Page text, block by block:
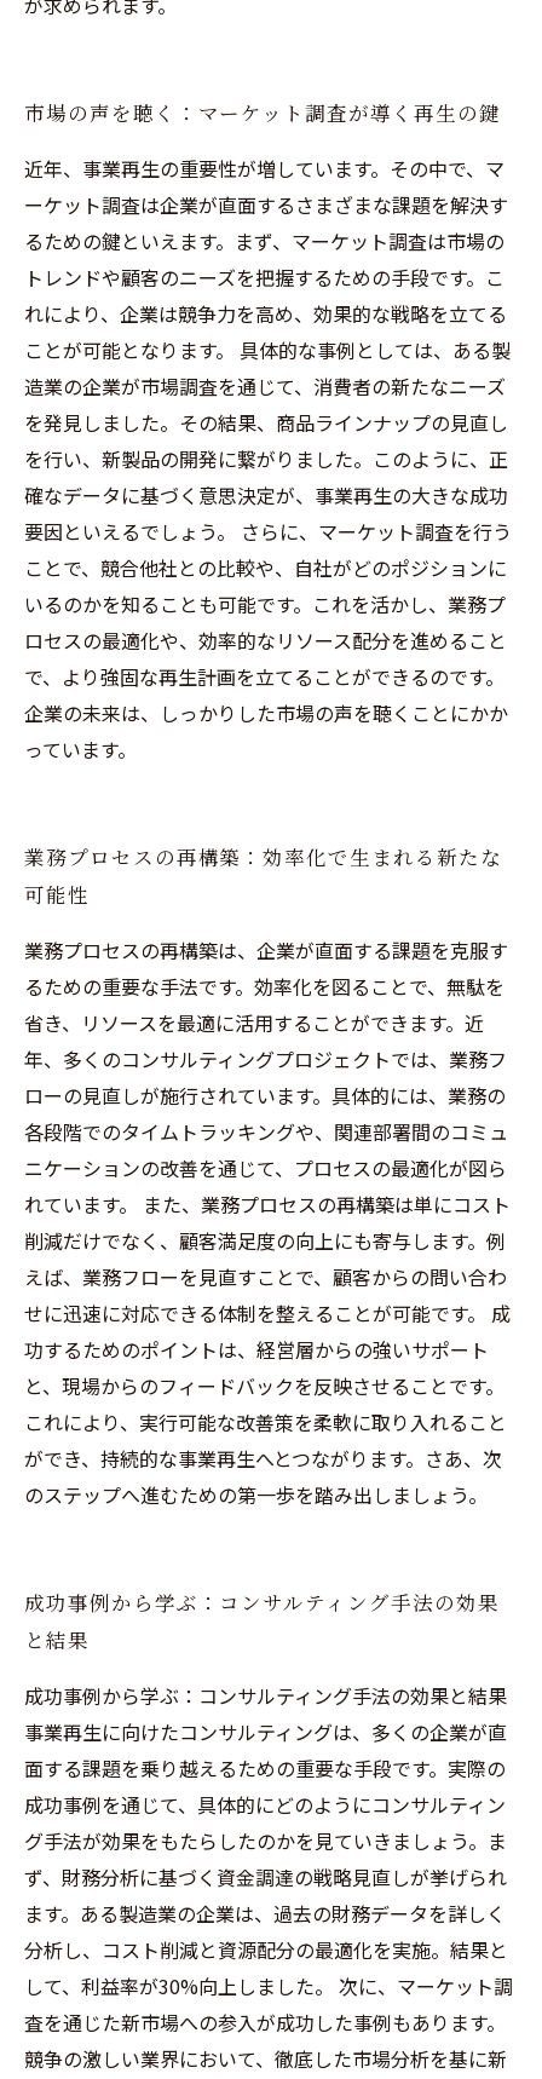
市場の声を聴く：マーケット調査が導く再生の鍵
近年、事業再生の重要性が増しています。その中で、マ
ーケット調査は企業が直面するさまざまな課題を解決す
るための鍵といえます。まず、マーケット調査は市場の
トレンドや顧客のニーズを把握するための手段です。こ
れにより、企業は競争力を高め、効果的な戦略を立てる
ことが可能となります。 具体的な事例としては、ある製
造業の企業が市場調査を通じて、消費者の新たなニーズ
を発見しました。その結果、商品ラインナップの見直し
を行い、新製品の開発に繋がりました。このように、正
確なデータに基づく意思決定が、事業再生の大きな成功
要因といえるでしょう。 さらに、マーケット調査を行う
ことで、競合他社との比較や、自社がどのポジションに
いるのかを知ることも可能です。これを活かし、業務プ
ロセスの最適化や、効率的なリソース配分を進めること
で、より強固な再生計画を立てることができるのです。
企業の未来は、しっかりした市場の声を聴くことにかか
っています。
業務プロセスの再構築：効率化で生まれる新たな
可能性
業務プロセスの再構築は、企業が直面する課題を克服す
るための重要な手法です。効率化を図ることで、無駄を
省き、リソースを最適に活用することができます。近
年、多くのコンサルティングプロジェクトでは、業務フ
ローの見直しが施行されています。具体的には、業務の
各段階でのタイムトラッキングや、関連部署間のコミュ
ニケーションの改善を通じて、プロセスの最適化が図ら
れています。 また、業務プロセスの再構築は単にコスト
削減だけでなく、顧客満足度の向上にも寄与します。例
えば、業務フローを見直すことで、顧客からの問い合わ
せに迅速に対応できる体制を整えることが可能です。 成
功するためのポイントは、経営層からの強いサポート
と、現場からのフィードバックを反映させることです。
これにより、実行可能な改善策を柔軟に取り入れること
ができ、持続的な事業再生へとつながります。さあ、次
のステップへ進むための第一歩を踏み出しましょう。
成功事例から学ぶ：コンサルティング手法の効果
と結果
成功事例から学ぶ：コンサルティング手法の効果と結果
事業再生に向けたコンサルティングは、多くの企業が直
面する課題を乗り越えるための重要な手段です。実際の
成功事例を通じて、具体的にどのようにコンサルティン
グ手法が効果をもたらしたのかを見ていきましょう。ま
ず、財務分析に基づく資金調達の戦略見直しが挙げられ
ます。ある製造業の企業は、過去の財務データを詳しく
分析し、コスト削減と資源配分の最適化を実施。結果と
して、利益率が30%向上しました。 次に、マーケット調
査を通じた新市場への参入が成功した事例もあります。
競争の激しい業界において、徹底した市場分析を基に新